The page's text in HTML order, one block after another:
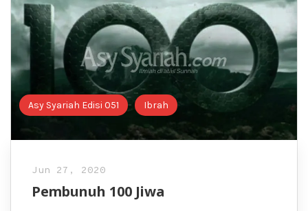
Asy Syariah Edisi 051 Ibrah
Jun 27, 2020
Pembunuh 100 Jiwa